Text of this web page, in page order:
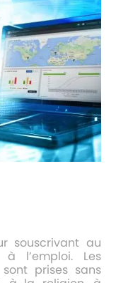
souscrivant au
l’emploi. Les
prises sans